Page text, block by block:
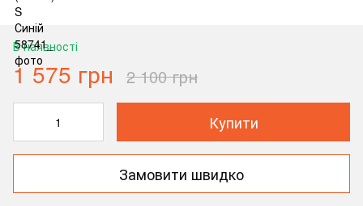
В наявності
1 575 грн 2 100 грн
Купити
Замовити швидко